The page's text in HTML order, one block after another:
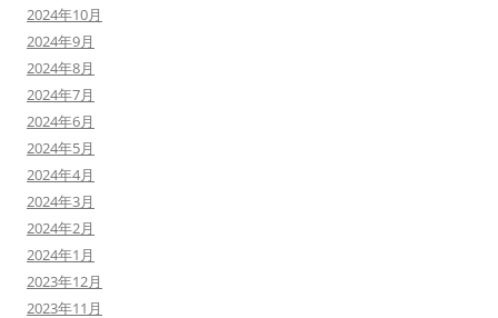
2024年10月
2024年9月
2024年8月
2024年7月
2024年6月
2024年5月
2024年4月
2024年3月
2024年2月
2024年1月
2023年12月
2023年11月